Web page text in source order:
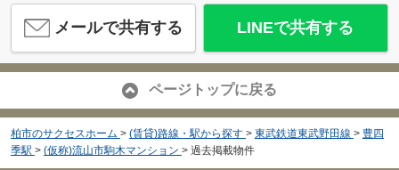
メールで共有する LINEで共有する
ページトップに戻る
柏市のサクセスホーム > (賃貸)路線・駅から探す > 東武鉄道東武野田線 > 豊四
季駅 > (仮称)流山市駒木マンション > 過去掲載物件